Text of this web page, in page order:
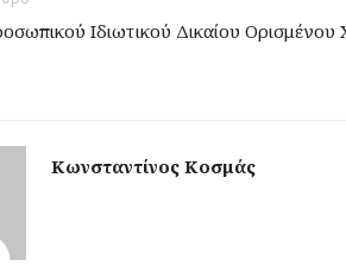
Ιδιωτικού Δικαίου
Κωνσταντίνος Κοσμάς